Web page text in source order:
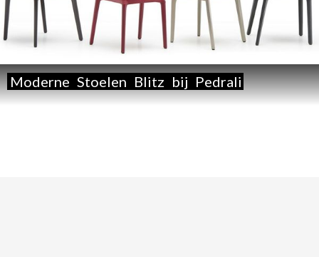
Moderne Stoelen Blitz bij Pedrali